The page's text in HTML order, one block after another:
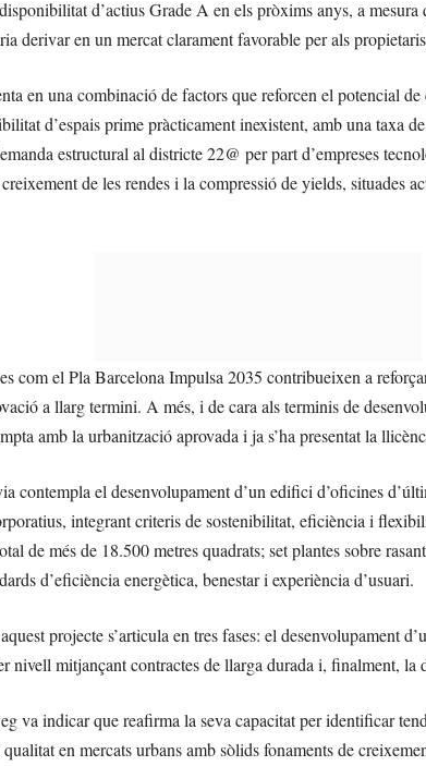
d’actius Grade A en els pròxims anys, a
derivar en un mercat clarament favorable per als
en una combinació de factors que reforcen el potencial
d’espais prime pràcticament inexistent, amb una taxa
estructural al districte 22@ per part d’empreses
de les rendes i la compressió de yields, situades
com el Pla Barcelona Impulsa 2035 contribueixen a
a llarg termini. A més, i de cara als terminis de
amb la urbanització aprovada i ja s’ha presentat la
contempla el desenvolupament d’un edifici d’oficines
integrant criteris de sostenibilitat, eficiència i
de més de 18.500 metres quadrats; set plantes sobre
d’eficiència energètica, benestar i experiència d’usuari.
projecte s’articula en tres fases: el desenvolupament
nivell mitjançant contractes de llarga durada i, finalment, la
va indicar que reafirma la seva capacitat per identificar
en mercats urbans amb sòlids fonaments de